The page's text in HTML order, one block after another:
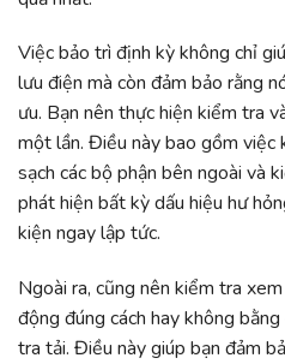
Việc bảo trì định kỳ không chỉ
lưu điện mà còn đảm bảo rằng
ưu. Bạn nên thực hiện kiểm tra
một lần. Điều này bao gồm việc
sạch các bộ phận bên ngoài và
phát hiện bất kỳ dấu hiệu hư
kiện ngay lập tức.
Ngoài ra, cũng nên kiểm tra
động đúng cách hay không
tra tải. Điều này giúp bạn đảm